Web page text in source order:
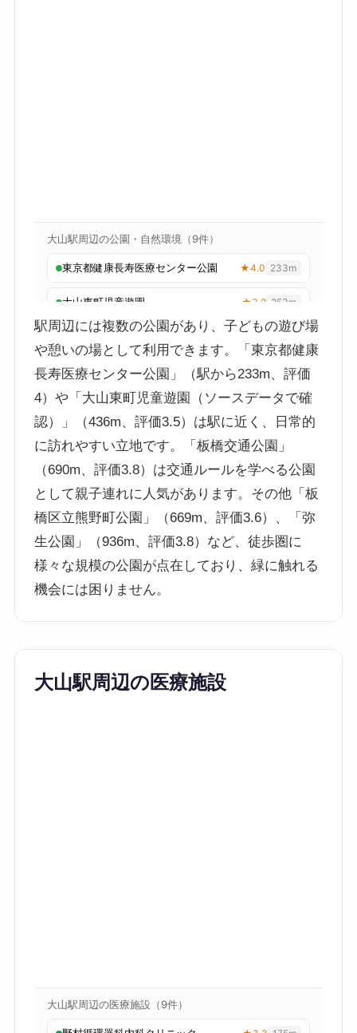
駅周辺には複数の公園があり、子どもの遊び場
や憩いの場として利用できます。「東京都健康
長寿医療センター公園」（駅から233m、評価
4）や「大山東町児童遊園（ソースデータで確
認）」（436m、評価3.5）は駅に近く、日常的
に訪れやすい立地です。「板橋交通公園」
（690m、評価3.8）は交通ルールを学べる公園
として親子連れに人気があります。その他「板
橋区立熊野町公園」（669m、評価3.6）、「弥
生公園」（936m、評価3.8）など、徒歩圏に
様々な規模の公園が点在しており、緑に触れる
機会には困りません。
大山駅周辺の医療施設